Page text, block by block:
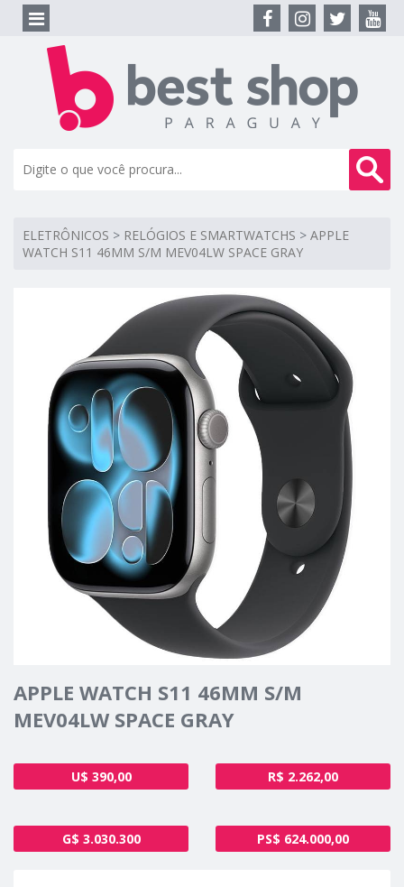
ELETRÔNICOS > RELÓGIOS E SMARTWATCHS > APPLE
WATCH S11 46MM S/M MEV04LW SPACE GRAY
APPLE WATCH S11 46MM S/M
MEV04LW SPACE GRAY
U$ 390,00 R$ 2.262,00
G$ 3.030.300 PS$ 624.000,00